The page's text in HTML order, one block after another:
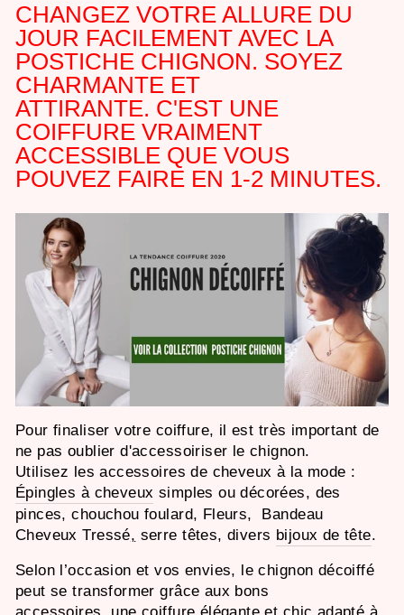
CHANGEZ VOTRE ALLURE DU
JOUR FACILEMENT AVEC LA
POSTICHE CHIGNON. SOYEZ
CHARMANTE ET
ATTIRANTE. C'EST UNE
COIFFURE VRAIMENT
ACCESSIBLE QUE VOUS
POUVEZ FAIRE EN 1-2 MINUTES.
Pour finaliser votre coiffure, il est très important de
ne pas oublier d'accessoiriser le chignon.
Utilisez les accessoires de cheveux à la mode :
Épingles à cheveux simples ou décorées, des
pinces, chouchou foulard, Fleurs, Bandeau
Cheveux Tressé, serre têtes,divers bijoux de tête.
Selon l’occasion et vos envies, le chignon décoiffé
peut se transformergrâce aux bons